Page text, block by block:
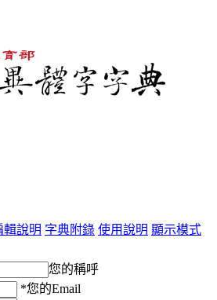
輯說明 字典附錄 使用說明 顯示模式
您的稱呼
*您的Email